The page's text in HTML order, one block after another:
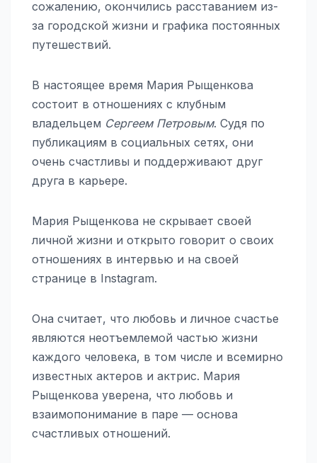
сожалению, окончились расставанием из-
за городской жизни и графика постоянных
путешествий.
В настоящее время Мария Рыщенкова
состоит в отношениях с клубным
владельцем Сергеем Петровым. Судя по
публикациям в социальных сетях, они
очень счастливы и поддерживают друг
друга в карьере.
Мария Рыщенкова не скрывает своей
личной жизни и открыто говорит о своих
отношениях в интервью и на своей
странице в Instagram.
Она считает, что любовь и личное счастье
являются неотъемлемой частью жизни
каждого человека, в том числе и всемирно
известных актеров и актрис. Мария
Рыщенкова уверена, что любовь и
взаимопонимание в паре — основа
счастливых отношений.